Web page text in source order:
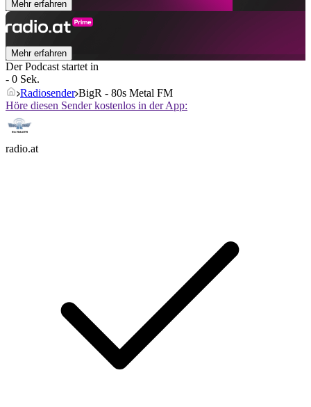
Mehr erfahren
Mehr erfahren
Der Podcast startet in
- 0 Sek.
Radiosender BigR - 80s Metal FM
Höre diesen Sender kostenlos in der App:
radio.at